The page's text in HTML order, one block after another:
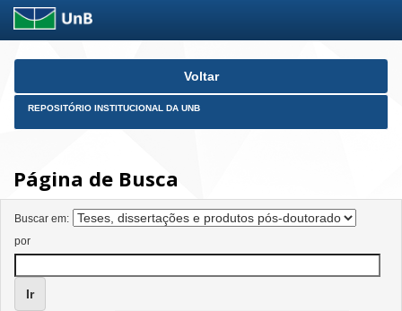
Skip
Voltar
REPOSITÓRIO INSTITUCIONAL DA UNB
Página de Busca
Buscar em:
por